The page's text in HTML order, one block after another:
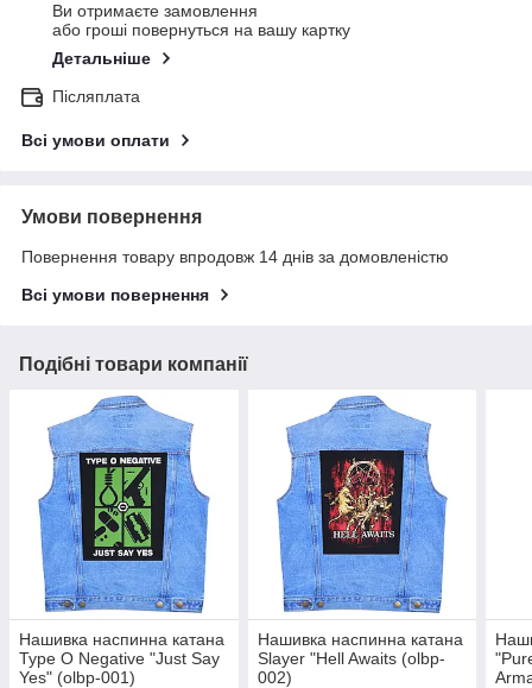
Ви отримаєте замовлення
або гроші повернуться на вашу картку
Детальніше
Післяплата
Всі умови оплати
Умови повернення
Повернення товару впродовж 14 днів за домовленістю
Всі умови повернення
Подібні товари компанії
Нашивка наспинна катана
Type O Negative "Just Say
Yes" (olbp-001)
Нашивка наспинна катана
Slayer "Hell Awaits (olbp-
002)